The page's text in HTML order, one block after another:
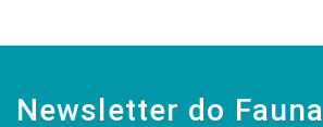
Newsletter do Fauna